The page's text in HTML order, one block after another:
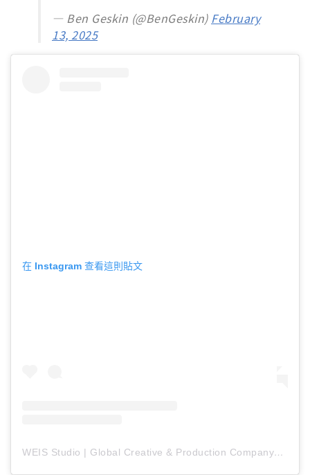
— Ben Geskin (@BenGeskin) February
13, 2025
在 Instagram 查看這則貼文
WEIS Studio | Global Сreative & Production Company（@weis_studio）分享的貼文